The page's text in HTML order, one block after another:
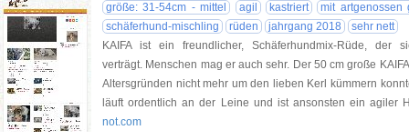
größe: 31-54cm - mittel agil kastriert
mit artgenossen
schäferhund-mischling
rüden jahrgang 2018
sehr nett
KAIFA ist ein freundlicher, Schäferhundmix-Rüde, der
verträgt. Menschen mag er auch sehr. Der 50 cm große
Altersgründen nicht mehr um den lieben Kerl kümmern
läuft ordentlich an der Leine und ist ansonsten ein agiler
not.com